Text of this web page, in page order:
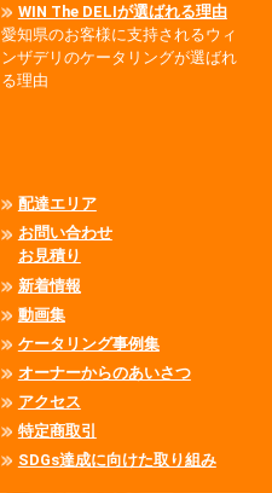
WIN The DELIが選ばれる理由
愛知県のお客様に支持されるウィ
ンザデリのケータリングが選ばれ
る理由
配達エリア
お問い合わせ
お見積り
新着情報
動画集
ケータリング事例集
オーナーからのあいさつ
アクセス
特定商取引
SDGs達成に向けた取り組み